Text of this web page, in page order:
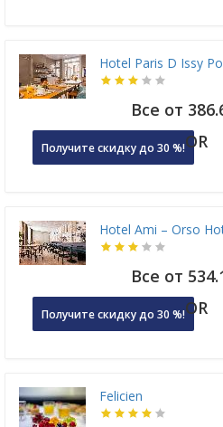
Hotel Paris D Issy
Все от
Получите скидку до 30 %!OR
Hotel Ami – Orso
Все от
Получите скидку до 30 %!OR
Felicien